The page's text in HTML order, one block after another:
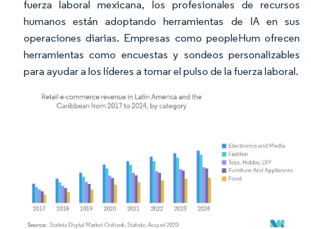
fuerza laboral mexicana, los profesionales de recursos
humanos están adoptando herramientas de IA en sus
operaciones diarias. Empresas como peopleHum ofrecen
herramientas como encuestas y sondeos personalizables
para ayudar a los líderes a tomar el pulso de la fuerza laboral.